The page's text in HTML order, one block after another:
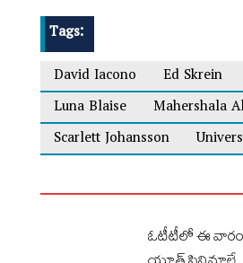
Tags:
David Iacono
Ed Skrein
Luna Blaise
Mahershala
Scarlett Johansson
ఓటీటీలో ఈ